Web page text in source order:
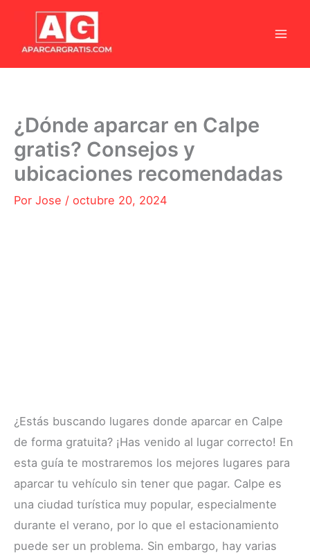
contenido
¿Dónde aparcar en Calpe
gratis? Consejos y
ubicaciones recomendadas
Por Jose / octubre 20, 2024
¿Estás buscando lugares donde aparcar en Calpe
de forma gratuita? ¡Has venido al lugar correcto! En
esta guía te mostraremos los mejores lugares para
aparcar tu vehículo sin tener que pagar. Calpe es
una ciudad turística muy popular, especialmente
durante el verano, por lo que el estacionamiento
puede ser un problema. Sin embargo, hay varias